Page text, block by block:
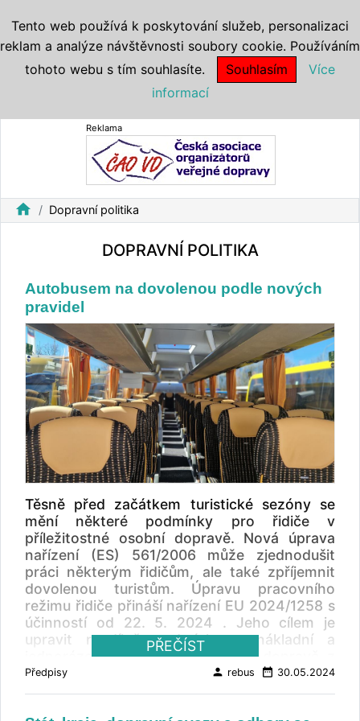
Reklama
home Dopravní politika
DOPRAVNÍ POLITIKA
Autobusem na dovolenou podle nových
pravidel
Těsně před začátkem turistické sezóny se
mění některé podmínky pro řidiče v
příležitostné osobní dopravě. Nová úprava
nařízení (ES) 561/2006 může zjednodušit
práci některým řidičům, ale také zpříjemnit
dovolenou turistům. Úpravu pracovního
režimu řidiče přináší nařízení EU 2024/1258 s
účinností od 22. 5. 2024 . Jeho cílem je
upravit rozdílně podmínky v nákladní a
jednorázové příležitostné osobní dopravě z
důvodu zvýšení kvality poskytovaných
služeb v osobní dopravě a zajištění větší
PŘEČÍST
Předpisy person rebus date_range 30.05.2024
Tento web používá k poskytování služeb, personalizaci
reklam a analýze návštěvnosti soubory cookie. Používáním
tohoto webu s tím souhlasíte.
Souhlasím
Více
informací